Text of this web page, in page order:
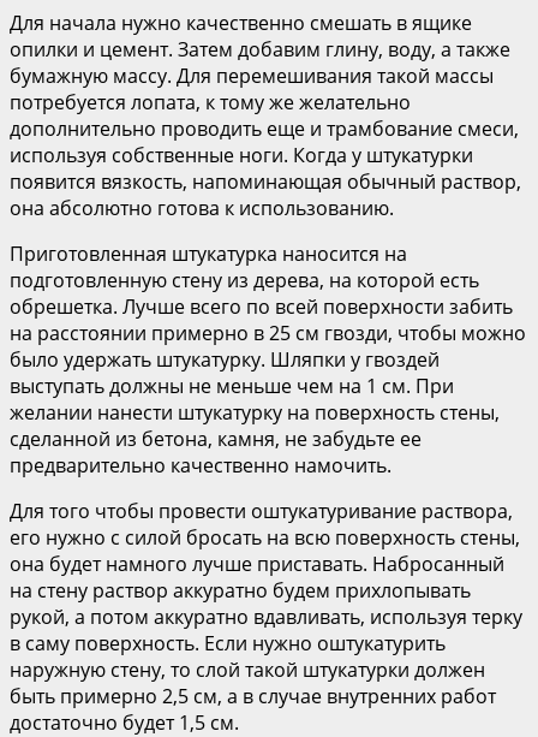
Для начала нужно качественно смешать в ящике
опилки и цемент. Затем добавим глину, воду, а также
бумажную массу. Для перемешивания такой массы
потребуется лопата, к тому же желательно
дополнительно проводить еще и трамбование смеси,
используя собственные ноги. Когда у штукатурки
появится вязкость, напоминающая обычный раствор,
она абсолютно готова к использованию.
Приготовленная штукатурка наносится на
подготовленную стену из дерева, на которой есть
обрешетка. Лучше всего по всей поверхности забить
на расстоянии примерно в 25 см гвозди, чтобы можно
было удержать штукатурку. Шляпки у гвоздей
выступать должны не меньше чем на 1 см. При
желании нанести штукатурку на поверхность стены,
сделанной из бетона, камня, не забудьте ее
предварительно качественно намочить.
Для того чтобы провести оштукатуривание раствора,
его нужно с силой бросать на всю поверхность стены,
она будет намного лучше приставать. Набросанный
на стену раствор аккуратно будем прихлопывать
рукой, а потом аккуратно вдавливать, используя терку
в саму поверхность. Если нужно оштукатурить
наружную стену, то слой такой штукатурки должен
быть примерно 2,5 см, а в случае внутренних работ
достаточно будет 1,5 см.